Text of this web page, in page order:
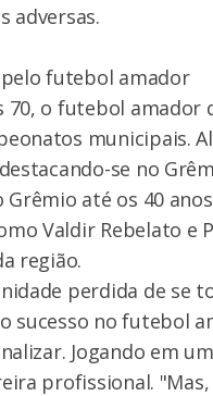
adversas.
pelo futebol amador
70, o futebol amador
municipais.
se no
Grêmio até os 40
Valdir Rebelato e
região.
perdida de se
sucesso no futebol
Jogando em
profissional.